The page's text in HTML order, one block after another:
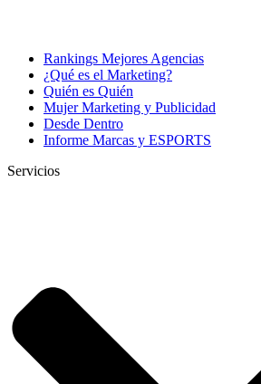
Rankings Mejores Agencias
¿Qué es el Marketing?
Quién es Quién
Mujer Marketing y Publicidad
Desde Dentro
Informe Marcas y ESPORTS
Servicios